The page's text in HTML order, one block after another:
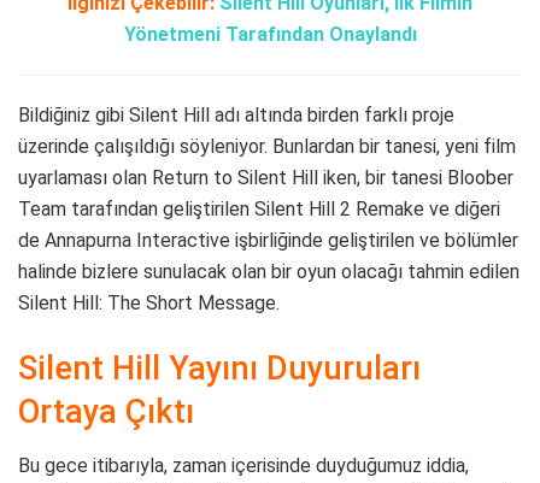
Yönetmeni Tarafından Onaylandı
Bildiğiniz gibi Silent Hill adı altında birden farklı proje
üzerinde çalışıldığı söyleniyor. Bunlardan bir tanesi, yeni film
uyarlaması olan Return to Silent Hill iken, bir tanesi Bloober
Team tarafından geliştirilen Silent Hill 2 Remake ve diğeri
de Annapurna Interactive işbirliğinde geliştirilen ve bölümler
halinde bizlere sunulacak olan bir oyun olacağı tahmin edilen
Silent Hill: The Short Message.
Silent Hill Yayını Duyuruları
Ortaya Çıktı
Bu gece itibarıyla, zaman içerisinde duyduğumuz iddia,